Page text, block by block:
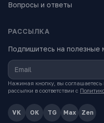
Вопросы и ответы
РАССЫЛКА
Подпишитесь на полезные
Нажимая кнопку, вы соглашаетесь
рассылки в соответствии с
VK OK TG Max Zen